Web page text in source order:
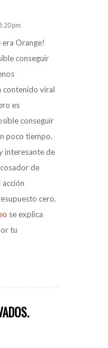
pm
era Orange!
conseguir
contenido viral
es
conseguir
poco tiempo.
interesante de
de
acción
cero.
se explica
tu